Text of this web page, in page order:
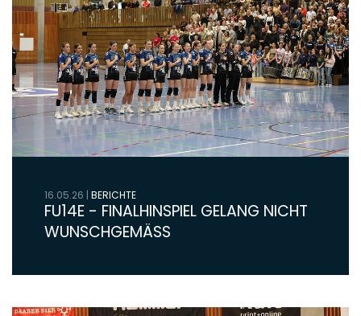
16.05.26 | BERICHTE
FU14E - FINALHINSPIEL GELANG NICHT
WUNSCHGEMÄSS